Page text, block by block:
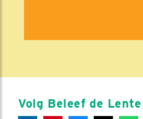
Volg Beleef de Lente